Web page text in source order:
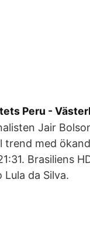
Peru -
Jair
trend med
Brasiliens
da Silva.